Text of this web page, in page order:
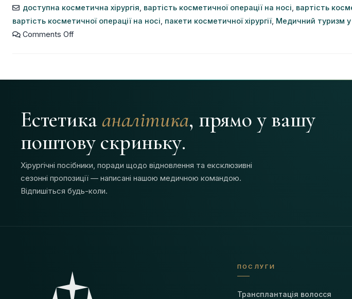
доступна косметична хірургія вартість косметичної операції на носі вартість
вартість косметичної операції на носі пакети косметичної хірургії, Медичний туризм у
Comments Off
Естетикааналітика, прямо у вашу
поштову скриньку.
Хірургічні посібники, поради щодо відновлення та ексклюзивні
сезонні пропозиції — написані нашою медичною командою.
Відпишіться будь-коли.
ПОСЛУГИ
Трансплантація волосся